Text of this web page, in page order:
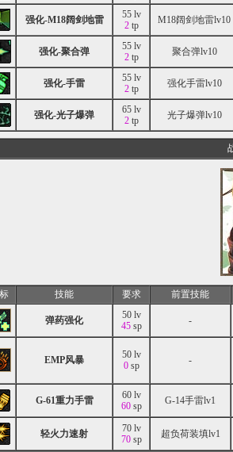
强化-M18阔剑地雷
55 lv
2tp M18阔剑地雷lv10
强化-聚合弹
55 lv
2tp 聚合弹lv10
强化-手雷
55 lv
2tp 强化手雷lv10
强化-光子爆弹
65 lv
2tp 光子爆弹lv10
技能 要求 前置技能
弹药强化
50 lv
45sp -
EMP风暴
50 lv
0sp -
G-61重力手雷
60 lv
60sp G-14手雷lv1
轻火力速射
70 lv
70sp 超负荷装填lv1